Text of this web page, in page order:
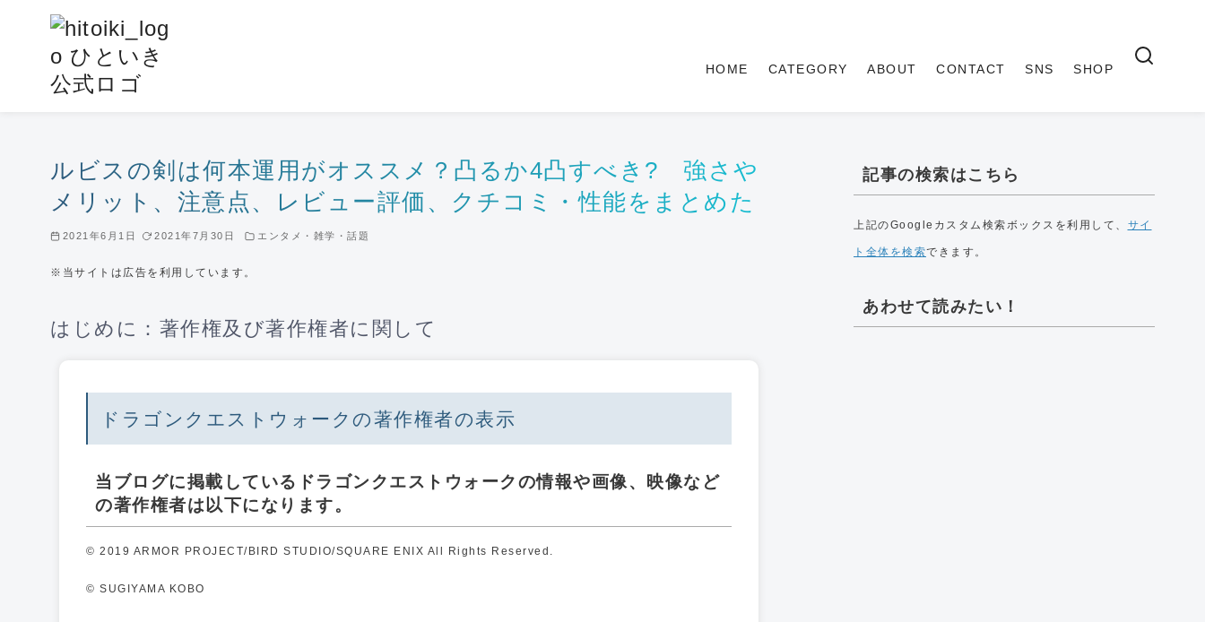
HOME CATEGORY ABOUT CONTACT SNS SHOP
ルビスの剣は何本運用がオススメ？凸るか4凸すべき? 強さや
メリット、注意点、レビュー評価、クチコミ・性能をまとめた
2021年6月1日 2021年7月30日 エンタメ・雑学・話題
※当サイトは広告を利用しています。
はじめに：著作権及び著作権者に関して
ドラゴンクエストウォークの著作権者の表示
当ブログに掲載しているドラゴンクエストウォークの情報や画像、映像など
の著作権者は以下になります。
© 2019 ARMOR PROJECT/BIRD STUDIO/SQUARE ENIX All Rights Reserved.
© SUGIYAMA KOBO
記事の検索はこちら
上記のGoogleカスタム検索ボックスを利用して、 サイ
ト全体を検索できます。
あわせて読みたい！